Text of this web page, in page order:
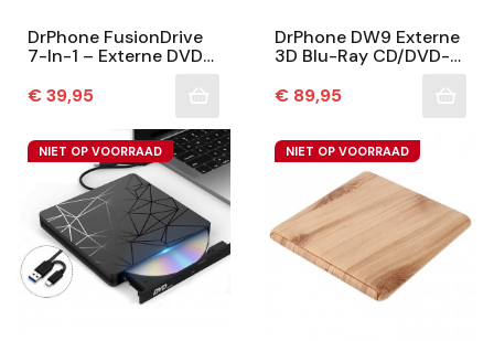
DrPhone FusionDrive
7-In-1 – Externe DVD-
Speler En Brander In
Één Compact Design -
USB 3.0/...
Prijs
€ 39,95
DrPhone DW9 Externe
3D Blu-Ray CD/DVD-
Drive Speler- USB 3.0
En Type-C - Slot-In
CD DVD-Brander...
Prijs
€ 89,95
NIET OP VOORRAAD NIET OP VOORRAAD